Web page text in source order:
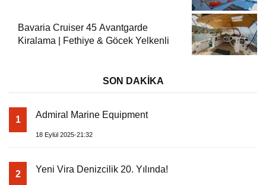
Bavaria Cruiser 45 Avantgarde
Kiralama | Fethiye & Göcek Yelkenli
SON DAKİKA
1 Admiral Marine Equipment
18 Eylül 2025-21:32
2 Yeni Vira Denizcilik 20. Yılında!